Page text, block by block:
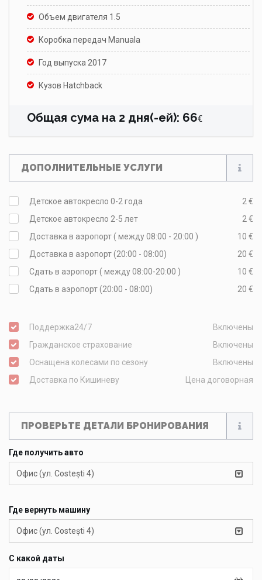
Объем двигателя 1.5
Коробка передач Manuala
Год выпуска 2017
Кузов Hatchback
Общая сума на 2 дня(-ей): 66€
ДОПОЛНИТЕЛЬНЫЕ УСЛУГИ
Детское автокресло 0-2 года
2 €
Детское автокресло 2-5 лет
2 €
Доставка в аэропорт ( между 08:00 - 20:00 )
10 €
Доставка в аэропорт (20:00 - 08:00)
20 €
Сдать в аэропорт ( между 08:00-20:00 )
10 €
Сдать в аэропорт (20:00 - 08:00)
20 €
Поддержка24/7
Включены
Гражданское страхование
Включены
Оснащена колесами по сезону
Включены
Доставка по Кишиневу
Цена договорная
ПРОВЕРЬТЕ ДЕТАЛИ БРОНИРОВАНИЯ
Где получить авто
Офис (ул. Costești 4)
Где вернуть машину
Офис (ул. Costești 4)
С какой даты